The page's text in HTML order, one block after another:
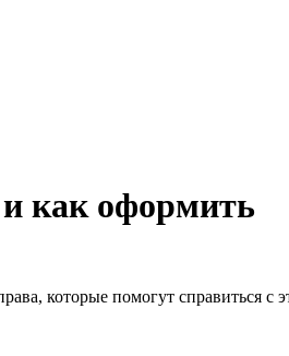
и как оформить
которые помогут справиться с